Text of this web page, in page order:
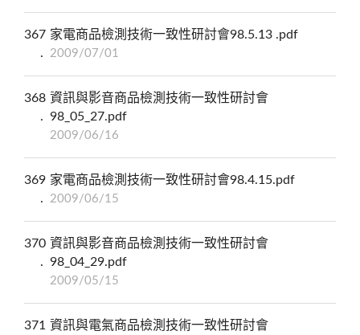
367 家電商品檢測技術一致性研討會98.5.13 .pdf
2009/07/01
368 資訊與影音商品檢測技術一致性研討會
98_05_27.pdf
2009/06/16
369 家電商品檢測技術一致性研討會98.4.15.pdf
2009/06/15
370 資訊與影音商品檢測技術一致性研討會
98_04_29.pdf
2009/05/15
371 資訊與電氣商品檢測技術一致性研討會